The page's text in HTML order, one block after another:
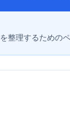
理するためのペ